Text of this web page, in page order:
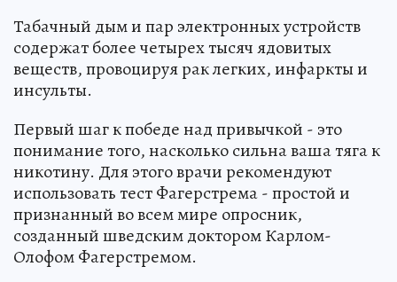
Табачный дым и пар электронных устройств
содержат более четырех тысяч ядовитых
веществ, провоцируя рак легких, инфаркты и
инсульты.
Первый шаг к победе над привычкой - это
понимание того, насколько сильна ваша тяга к
никотину. Для этого врачи рекомендуют
использовать тест Фагерстрема - простой и
признанный во всем мире опросник,
созданный шведским доктором Карлом-
Олофом Фагерстремом.